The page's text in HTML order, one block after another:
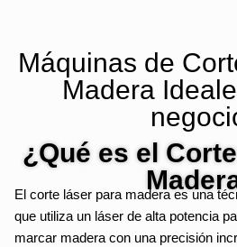
Máquinas de
Madera
¿Qué es el
El corte láser para madera es una
que utiliza un láser de alta potencia
marcar madera con una precisión